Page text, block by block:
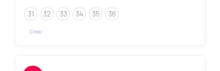
hind
oli:
hind
on:
31 32 33 34 35 36
Clear
on